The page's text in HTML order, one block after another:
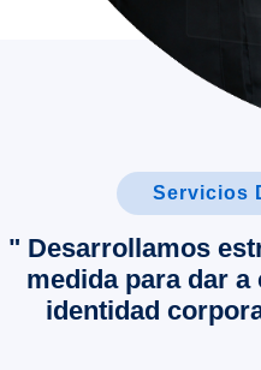
Servicios
" Desarrollamos
medida para dar
identidad